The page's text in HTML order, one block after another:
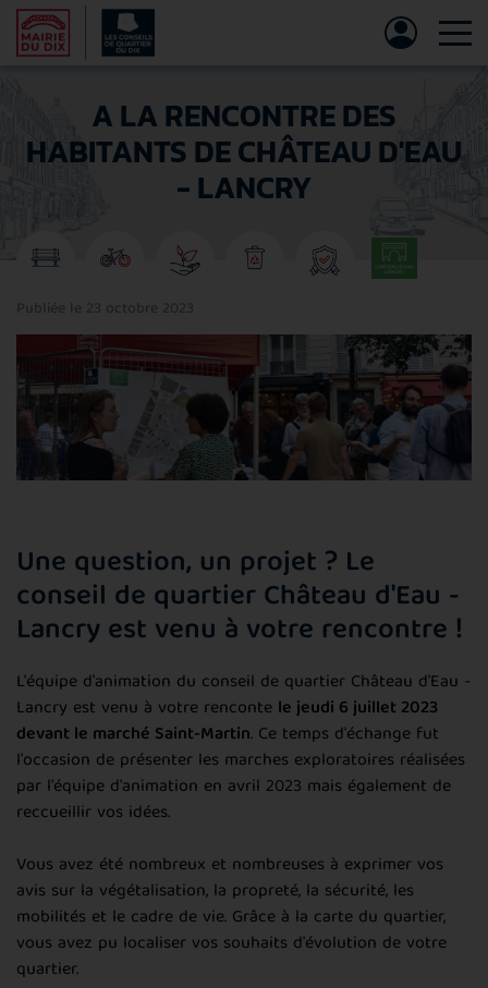
A LA RENCONTRE DES
HABITANTS DE CHÂTEAU D'EAU
- LANCRY
Publiée le 23 octobre 2023
Une question, un projet ? Le
conseil de quartier Château d'Eau -
Lancry est venu à votre rencontre !
L'équipe d'animation du conseil de quartier Château d'Eau -
Lancry est venu à votre renconte le jeudi 6 juillet 2023
devant le marché Saint-Martin. Ce temps d'échange fut
l'occasion de présenter les marches exploratoires réalisées
par l'équipe d'animation en avril 2023 mais également de
reccueillir vos idées.
Vous avez été nombreux et nombreuses à exprimer vos
avis sur la végétalisation, la propreté, la sécurité, les
mobilités et le cadre de vie. Grâce à la carte du quartier,
vous avez pu localiser vos souhaits d'évolution de votre
quartier.